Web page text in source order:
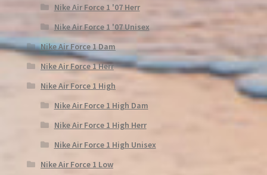
Nike Air Force 1 '07 Herr
Nike Air Force 1 '07 Unisex
Nike Air Force 1 Dam
Nike Air Force 1 Herr
Nike Air Force 1 High
Nike Air Force 1 High Dam
Nike Air Force 1 High Herr
Nike Air Force 1 High Unisex
Nike Air Force 1 Low